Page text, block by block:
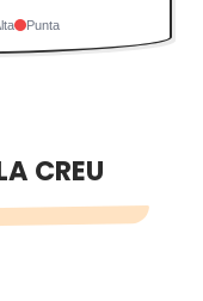
Punta
CREU